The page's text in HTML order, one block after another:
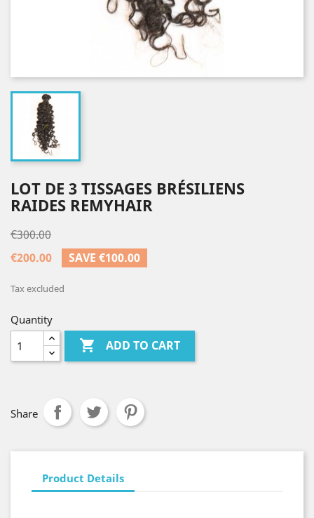
LOT DE 3 TISSAGES BRÉSILIENS
RAIDES REMYHAIR
€300.00
€200.00
SAVE €100.00
Tax excluded
Quantity
 ADD TO CART
Share
Product Details